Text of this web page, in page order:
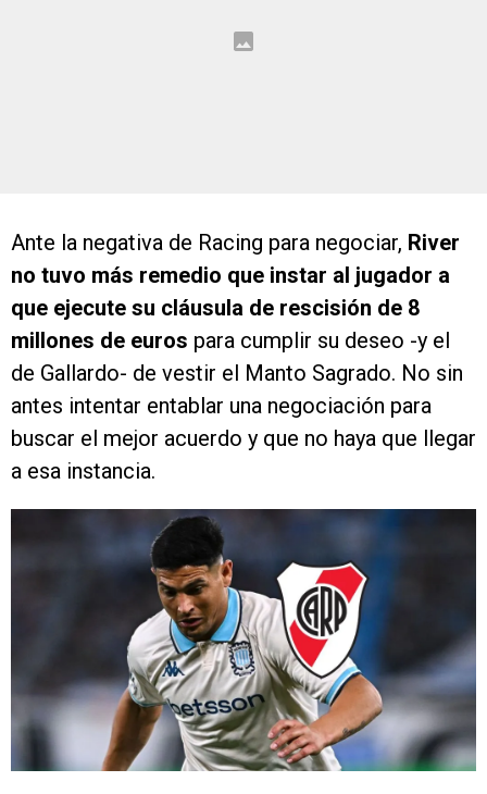
Ante la negativa de Racing para negociar, River
no tuvo más remedio que instar al jugador a
que ejecute su cláusula de rescisión de 8
millones de euros para cumplir su deseo -y el
de Gallardo- de vestir el Manto Sagrado. No sin
antes intentar entablar una negociación para
buscar el mejor acuerdo y que no haya que llegar
a esa instancia.